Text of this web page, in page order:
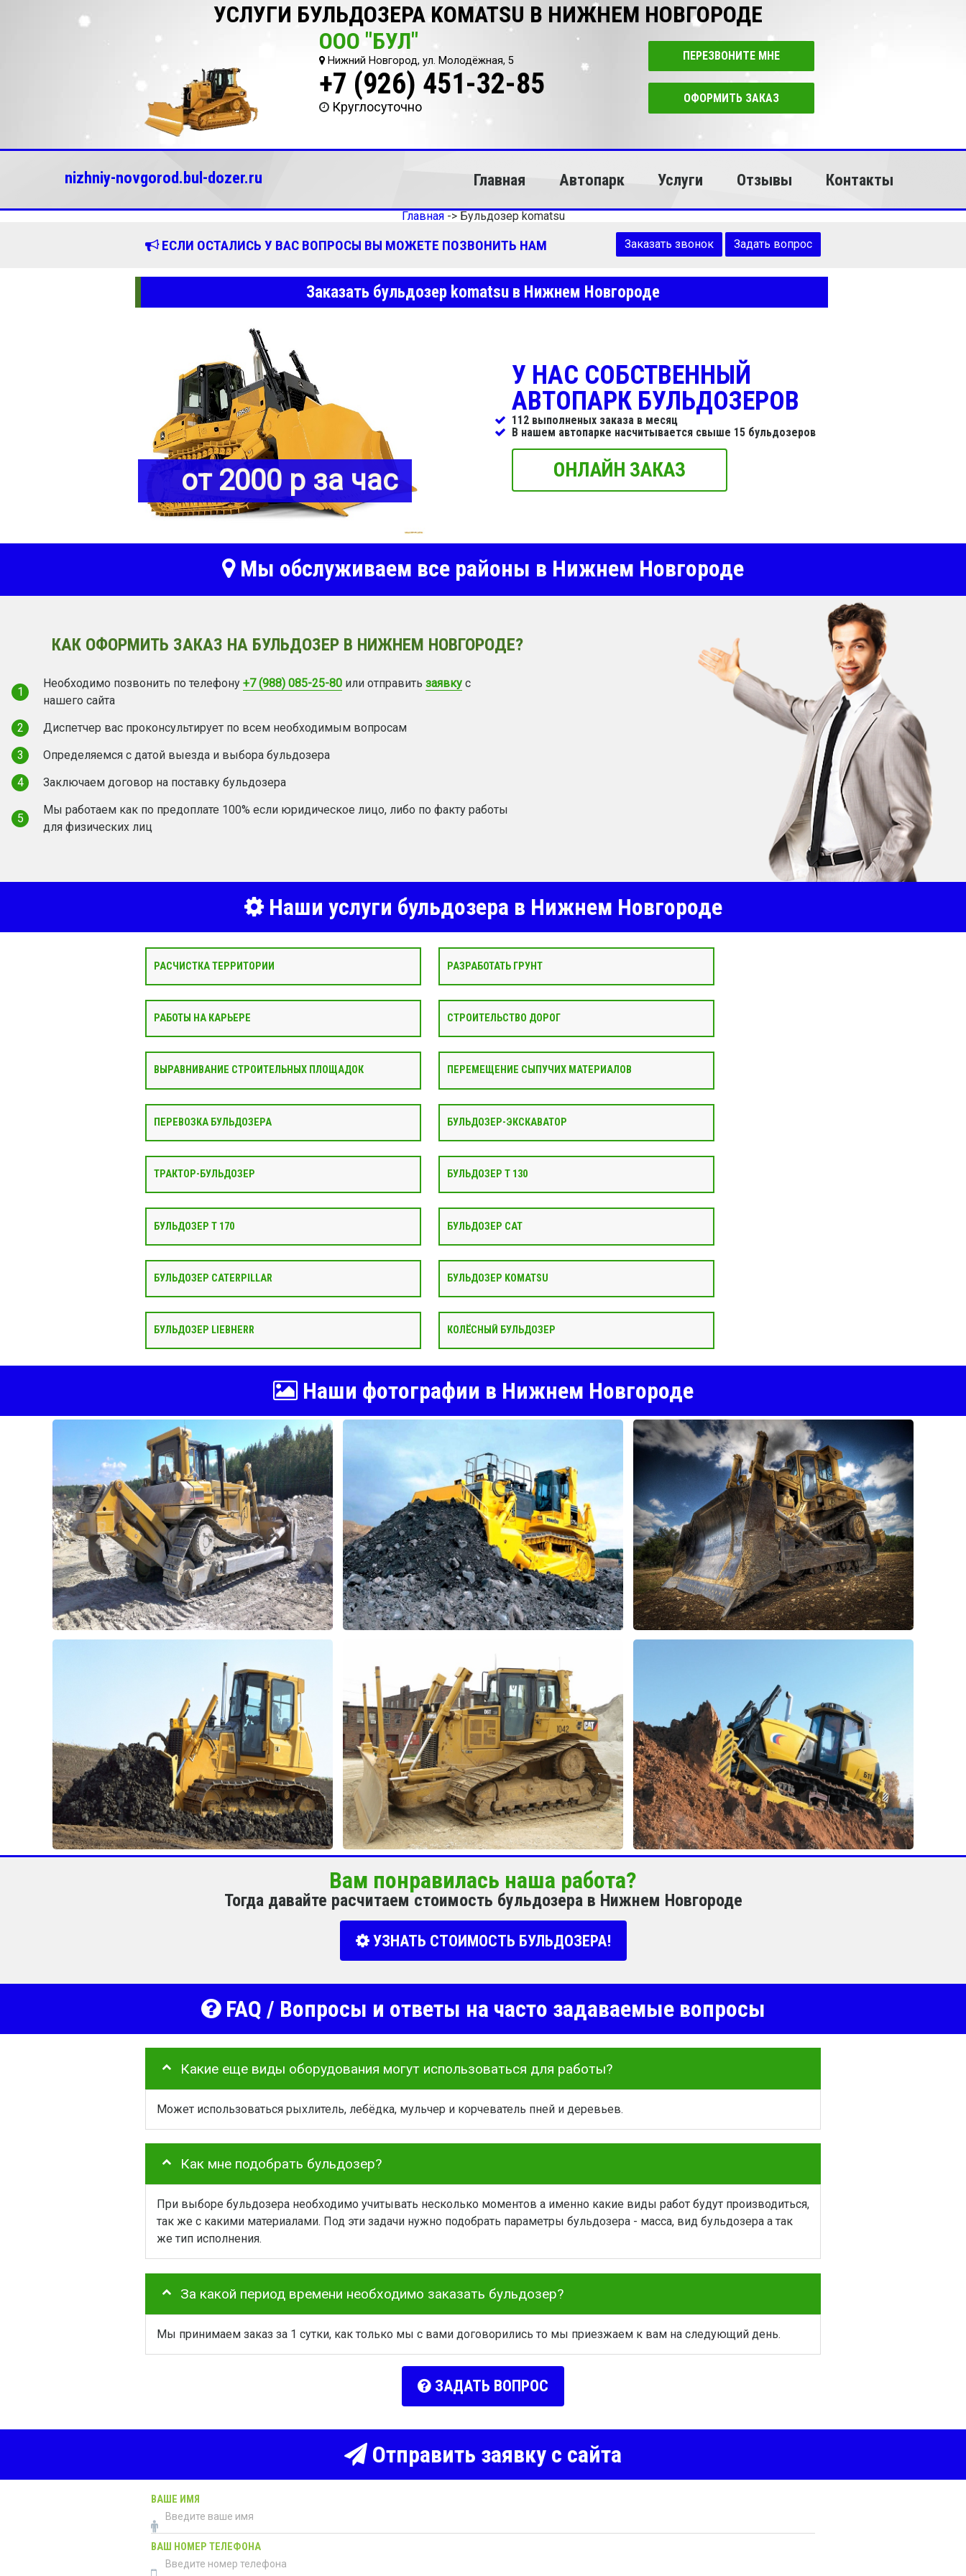
УСЛУГИ БУЛЬДОЗЕРА KOMATSU В НИЖНЕМ НОВГОРОДЕ
ООО "БУЛ"
Нижний Новгород, ул. Молодёжная, 5
+7 (926) 451-32-85
Круглосуточно
ПЕРЕЗВОНИТЕ МНЕ
ОФОРМИТЬ ЗАКАЗ
nizhniy-novgorod.bul-dozer.ru Главная Автопарк Услуги Отзывы Контакты
Главная-> Бульдозер komatsu
ЕСЛИ ОСТАЛИСЬ У ВАС ВОПРОСЫ ВЫ МОЖЕТЕ ПОЗВОНИТЬ НАМ Заказать звонок Задать вопрос
Заказать бульдозер komatsu в Нижнем Новгороде
от 2000 р за час
У НАС СОБСТВЕННЫЙ
АВТОПАРК БУЛЬДОЗЕРОВ
112 выполненых заказа в месяц
В нашем автопарке насчитывается свыше 15 бульдозеров
ОНЛАЙН ЗАКАЗ
Мы обслуживаем все районы в Нижнем Новгороде
КАК ОФОРМИТЬ ЗАКАЗ НА БУЛЬДОЗЕР В НИЖНЕМ НОВГОРОДЕ?
1
Необходимо позвонить по телефону +7 (988) 085-25-80 или отправить заявку с
нашего сайта
2
Диспетчер вас проконсультирует по всем необходимым вопросам
3
Определяемся с датой выезда и выбора бульдозера
4
Заключаем договор на поставку бульдозера
5
Мы работаем как по предоплате 100% если юридическое лицо, либо по факту работы
для физических лиц
Наши услуги бульдозера в Нижнем Новгороде
РАСЧИСТКА ТЕРРИТОРИИ РАЗРАБОТАТЬ ГРУНТ
РАБОТЫ НА КАРЬЕРЕ СТРОИТЕЛЬСТВО ДОРОГ
ВЫРАВНИВАНИЕ СТРОИТЕЛЬНЫХ ПЛОЩАДОК ПЕРЕМЕЩЕНИЕ СЫПУЧИХ МАТЕРИАЛОВ
ПЕРЕВОЗКА БУЛЬДОЗЕРА БУЛЬДОЗЕР-ЭКСКАВАТОР
ТРАКТОР-БУЛЬДОЗЕР БУЛЬДОЗЕР Т 130
БУЛЬДОЗЕР Т 170 БУЛЬДОЗЕР CAT
БУЛЬДОЗЕР CATERPILLAR БУЛЬДОЗЕР KOMATSU
БУЛЬДОЗЕР LIEBHERR КОЛЁСНЫЙ БУЛЬДОЗЕР
Наши фотографии в Нижнем Новгороде
Вам понравилась наша работа?
Тогда давайте расчитаем стоимость бульдозера в Нижнем Новгороде
УЗНАТЬ СТОИМОСТЬ БУЛЬДОЗЕРА!
FAQ / Вопросы и ответы на часто задаваемые вопросы
Какие еще виды оборудования могут использоваться для работы?
Может использоваться рыхлитель, лебёдка, мульчер и корчеватель пней и деревьев.
Как мне подобрать бульдозер?
При выборе бульдозера необходимо учитывать несколько моментов а именно какие виды работ будут производиться,
так же с какими материалами. Под эти задачи нужно подобрать параметры бульдозера - масса, вид бульдозера а так
же тип исполнения.
За какой период времени необходимо заказать бульдозер?
Мы принимаем заказ за 1 сутки, как только мы с вами договорились то мы приезжаем к вам на следующий день.
ЗАДАТЬ ВОПРОС
Отправить заявку с сайта
ВАШЕ ИМЯ
ВАШ НОМЕР ТЕЛЕФОНА